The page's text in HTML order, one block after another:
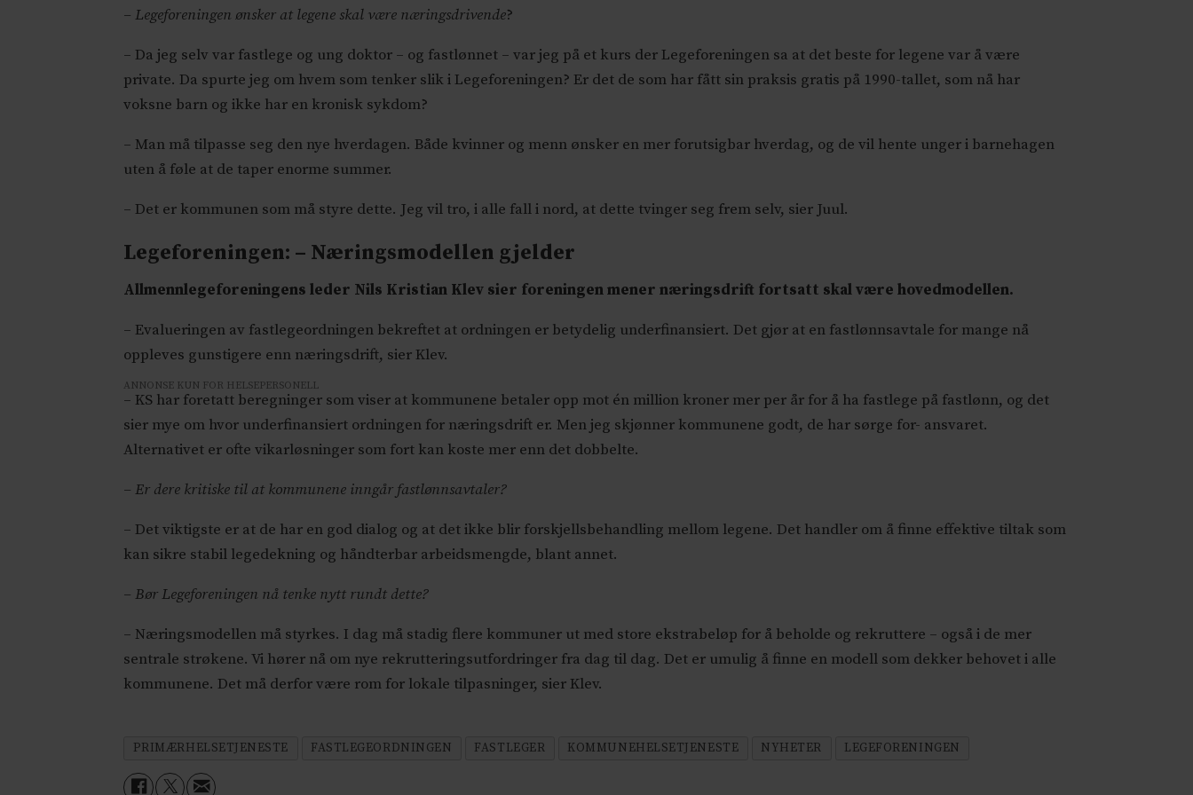
– Legeforeningen ønsker at legene skal være næringsdrivende?
– Da jeg selv var fastlege og ung doktor – og fastlønnet – var jeg på et kurs der Legeforeningen sa at det beste for legene var å være
private. Da spurte jeg om hvem som tenker slik i Legeforeningen? Er det de som har fått sin praksis gratis på 1990-tallet, som nå har
voksne barn og ikke har en kronisk sykdom?
– Man må tilpasse seg den nye hverdagen. Både kvinner og menn ønsker en mer forutsigbar hverdag, og de vil hente unger i barnehagen
uten å føle at de taper enorme summer.
– Det er kommunen som må styre dette. Jeg vil tro, i alle fall i nord, at dette tvinger seg frem selv, sier Juul.
Legeforeningen: – Næringsmodellen gjelder
Allmennlegeforeningens leder Nils Kristian Klev sier foreningen mener næringsdrift fortsatt skal være hovedmodellen.
– Evalueringen av fastlegeordningen bekreftet at ordningen er betydelig underfinansiert. Det gjør at en fastlønnsavtale for mange nå
oppleves gunstigere enn næringsdrift, sier Klev.
ANNONSE KUN FOR HELSEPERSONELL
– KS har foretatt beregninger som viser at kommunene betaler opp mot én million kroner mer per år for å ha fastlege på fastlønn, og det
sier mye om hvor underfinansiert ordningen for næringsdrift er. Men jeg skjønner kommunene godt, de har sørge for- ansvaret.
Alternativet er ofte vikarløsninger som fort kan koste mer enn det dobbelte.
– Er dere kritiske til at kommunene inngår fastlønnsavtaler?
– Det viktigste er at de har en god dialog og at det ikke blir forskjellsbehandling mellom legene. Det handler om å finne effektive tiltak som
kan sikre stabil legedekning og håndterbar arbeidsmengde, blant annet.
– Bør Legeforeningen nå tenke nytt rundt dette?
– Næringsmodellen må styrkes. I dag må stadig flere kommuner ut med store ekstrabeløp for å beholde og rekruttere – også i de mer
sentrale strøkene. Vi hører nå om nye rekrutteringsutfordringer fra dag til dag. Det er umulig å finne en modell som dekker behovet i alle
kommunene. Det må derfor være rom for lokale tilpasninger, sier Klev.
PRIMÆRHELSETJENESTE FASTLEGEORDNINGEN FASTLEGER KOMMUNEHELSETJENESTE NYHETER LEGEFORENINGEN